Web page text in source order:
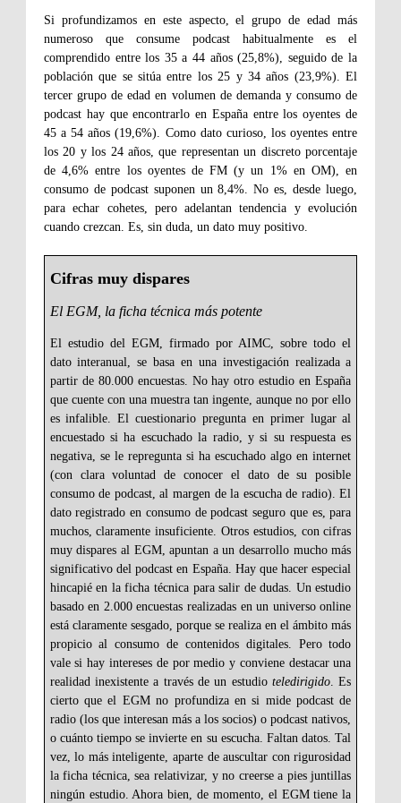
Si profundizamos en este aspecto, el grupo de edad más
numeroso que consume podcast habitualmente es el
comprendido entre los 35 a 44 años (25,8%), seguido de la
población que se sitúa entre los 25 y 34 años (23,9%). El
tercer grupo de edad en volumen de demanda y consumo de
podcast hay que encontrarlo en España entre los oyentes de
45 a 54 años (19,6%). Como dato curioso, los oyentes entre
los 20 y los 24 años, que representan un discreto porcentaje
de 4,6% entre los oyentes de FM (y un 1% en OM), en
consumo de podcast suponen un 8,4%. No es, desde luego,
para echar cohetes, pero adelantan tendencia y evolución
cuando crezcan. Es, sin duda, un dato muy positivo.
Cifras muy dispares
El EGM, la ficha técnica más potente
El estudio del EGM, firmado por AIMC, sobre todo el
dato interanual, se basa en una investigación realizada a
partir de 80.000 encuestas. No hay otro estudio en España
que cuente con una muestra tan ingente, aunque no por ello
es infalible. El cuestionario pregunta en primer lugar al
encuestado si ha escuchado la radio, y si su respuesta es
negativa, se le repregunta si ha escuchado algo en internet
(con clara voluntad de conocer el dato de su posible
consumo de podcast, al margen de la escucha de radio). El
dato registrado en consumo de podcast seguro que es, para
muchos, claramente insuficiente. Otros estudios, con cifras
muy dispares al EGM, apuntan a un desarrollo mucho más
significativo del podcast en España. Hay que hacer especial
hincapié en la ficha técnica para salir de dudas. Un estudio
basado en 2.000 encuestas realizadas en un universo online
está claramente sesgado, porque se realiza en el ámbito más
propicio al consumo de contenidos digitales. Pero todo
vale si hay intereses de por medio y conviene destacar una
realidad inexistente a través de un estudioteledirigido. Es
cierto que el EGM no profundiza en si mide podcast de
radio (los que interesan más a los socios) o podcast nativos,
o cuánto tiempo se invierte en su escucha. Faltan datos. Tal
vez, lo más inteligente, aparte de auscultar con rigurosidad
la ficha técnica, sea relativizar, y no creerse a pies juntillas
ningún estudio. Ahora bien, de momento, el EGM tiene la